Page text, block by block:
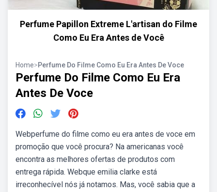
Perfume Papillon Extreme L'artisan do Filme
Como Eu Era Antes de Você
Home>Perfume Do Filme Como Eu Era Antes De Voce
Perfume Do Filme Como Eu Era
Antes De Voce
Webperfume do filme como eu era antes de voce em
promoção que você procura? Na americanas você
encontra as melhores ofertas de produtos com
entrega rápida. Webque emilia clarke está
irreconhecível nós já notamos. Mas, você sabia que a